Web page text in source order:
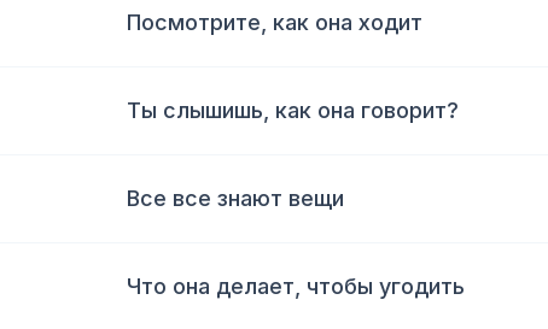
Посмотрите, как она ходит
Ты слышишь, как она говорит?
Все все знают вещи
Что она делает, чтобы угодить